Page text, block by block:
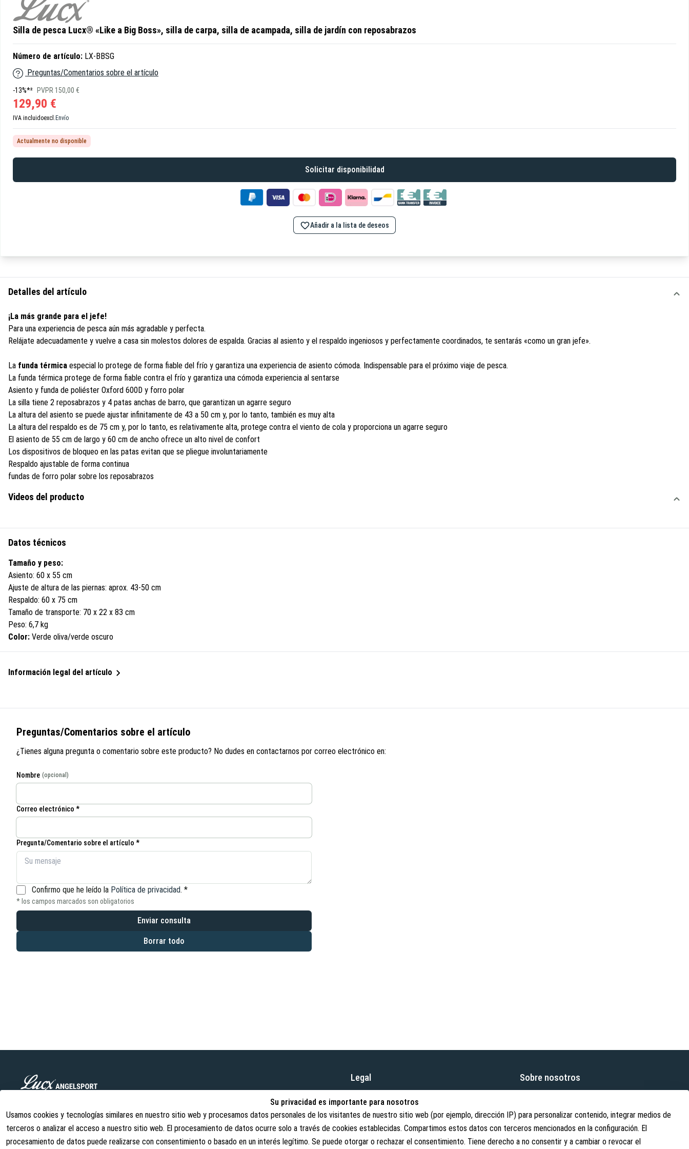
Silla de pesca Lucx® «Like a Big Boss», silla de carpa, silla de acampada, silla de jardín con reposabrazos
Número de artículo: LX-BBSG
Preguntas/Comentarios sobre el artículo
-13%*² PVPR 150,00 €
129,90 €
IVA incluidoexcl. Envío
Actualmente no disponible
Solicitar disponibilidad
Añadir a la lista de deseos
Detalles del artículo
¡La más grande para el jefe!
Para una experiencia de pesca aún más agradable y perfecta.
Relájate adecuadamente y vuelve a casa sin molestos dolores de espalda. Gracias al asiento y el respaldo ingeniosos y perfectamente coordinados, te sentarás «como un gran jefe».
La funda térmica especial lo protege de forma fiable del frío y garantiza una experiencia de asiento cómoda. Indispensable para el próximo viaje de pesca.
La funda térmica protege de forma fiable contra el frío y garantiza una cómoda experiencia al sentarse
Asiento y funda de poliéster Oxford 600D y forro polar
La silla tiene 2 reposabrazos y 4 patas anchas de barro, que garantizan un agarre seguro
La altura del asiento se puede ajustar infinitamente de 43 a 50 cm y, por lo tanto, también es muy alta
La altura del respaldo es de 75 cm y, por lo tanto, es relativamente alta, protege contra el viento de cola y proporciona un agarre seguro
El asiento de 55 cm de largo y 60 cm de ancho ofrece un alto nivel de confort
Los dispositivos de bloqueo en las patas evitan que se pliegue involuntariamente
Respaldo ajustable de forma continua
fundas de forro polar sobre los reposabrazos
Videos del producto
Datos técnicos
Tamaño y peso:
Asiento: 60 x 55 cm
Ajuste de altura de las piernas: aprox. 43-50 cm
Respaldo: 60 x 75 cm
Tamaño de transporte: 70 x 22 x 83 cm
Peso: 6,7 kg
Color: Verde oliva/verde oscuro
Información legal del artículo
Preguntas/Comentarios sobre el artículo
¿Tienes alguna pregunta o comentario sobre este producto? No dudes en contactarnos por correo electrónico en:
Nombre (opcional)
Correo electrónico *
Pregunta/Comentario sobre el artículo *
Confirmo que he leído la Política de privacidad. *
* los campos marcados son obligatorios
Borrar todo
Enviar consulta
Su privacidad es importante para nosotros
Usamos cookies y tecnologías similares en nuestro sitio web y procesamos datos personales de los visitantes de nuestro sitio web (por ejemplo, dirección IP) para personalizar contenido, integrar medios de
terceros o analizar el acceso a nuestro sitio web. El procesamiento de datos ocurre solo a través de cookies establecidas. Compartimos estos datos con terceros mencionados en la configuración. El
procesamiento de datos puede realizarse con consentimiento o basado en un interés legítimo. Se puede otorgar o rechazar el consentimiento. Tiene derecho a no consentir y a cambiar o revocar el
Lucx Angelsport GmbH es una empresa joven especializada en la fabricación y distribución de
accesorios de pesca. Ofrecemos productos de alta calidad a precios justos y nuestra gama
de productos se desarrolla continuamente.
info@lust-aufs-angeln.de
Legal
Derechos de cancelación
Revocar contrato
Sobre nosotros
Contacto
Información de envío